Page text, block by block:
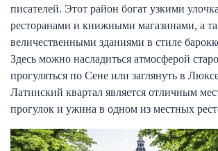
писателей. Этот район богат узкими
ресторанами и книжными магазинами, а
величественными зданиями в стиле
Здесь можно насладиться атмосферой
прогуляться по Сене или заглянуть в
Латинский квартал является отличным
прогулок и ужина в одном из местных